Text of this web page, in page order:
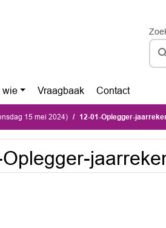
wie Vraagbaak Contact
15 mei 2024) 12-01-Oplegger-